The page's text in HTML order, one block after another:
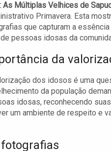
As Múltiplas Velhices de
Primavera. Esta
que capturam a
pessoas idosas da
da
dos idosos é uma
da população
idosas, reconhecendo
um ambiente de respeito e